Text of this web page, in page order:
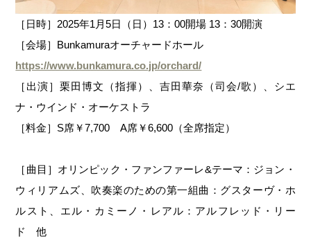
［日時］2025年1月5日（日）13：00開場 13：30開演
［会場］Bunkamuraオーチャードホール
https://www.bunkamura.co.jp/orchard/
［出演］栗田博文（指揮）、吉田華奈（司会/歌）、シエ
ナ・ウインド・オーケストラ
［料金］S席￥7,700 A席￥6,600（全席指定）
［曲目］オリンピック・ファンファーレ&テーマ：ジョン・
ウィリアムズ、吹奏楽のための第一組曲：グスターヴ・ホ
ルスト、エル・カミーノ・レアル：アルフレッド・リー
ド 他